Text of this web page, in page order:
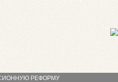
РЕФОРМУ